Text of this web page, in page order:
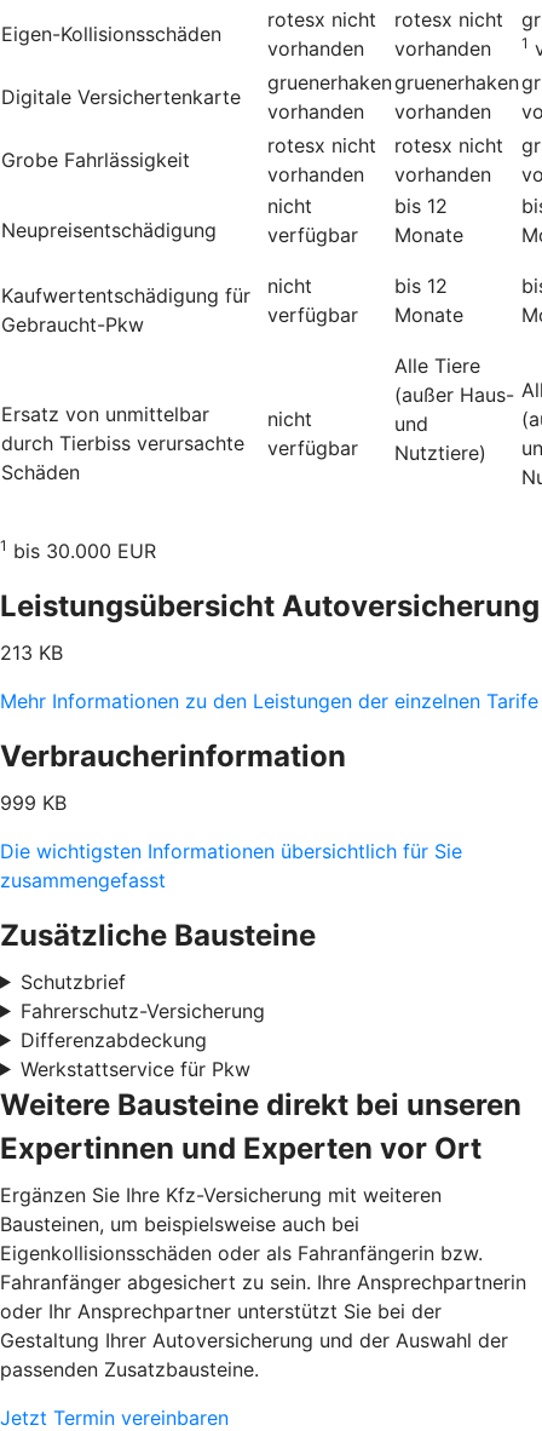
Eigen-Kollisionsschäden
rotesx nicht
vorhanden
rotesx nicht
vorhanden
1
Digitale Versichertenkarte
gruenerhaken
vorhanden
gruenerhaken
vorhanden
Grobe Fahrlässigkeit
rotesx nicht
vorhanden
rotesx nicht
vorhanden
Neupreisentschädigung
nicht
verfügbar
bis 12
Monate
Kauf­wert­entschädi­gung für
Gebraucht-Pkw
nicht
verfügbar
bis 12
Monate
Ersatz von unmittelbar
durch Tierbiss verur­sachte
Schäden
nicht
verfügbar
Alle Tiere
(außer Haus-
und
Nutztiere)
1 bis 30.000 EUR
Leistungsübersicht Autoversicherung
213 KB
Mehr Informationen zu den Leistungen der einzelnen Tarife
Verbraucherinformation
999 KB
Die wichtigsten Informationen übersichtlich für Sie
zusammengefasst
Zusätzliche Bausteine
Schutzbrief
Fahrerschutz-Versicherung
Differenzabdeckung
Werkstattservice für Pkw
Weitere Bausteine direkt bei unseren
Expertinnen und Experten vor Ort
Ergänzen Sie Ihre Kfz-Versicherung mit weiteren
Bausteinen, um beispielsweise auch bei
Eigenkollisionsschäden oder als Fahranfängerin bzw.
Fahranfänger abgesichert zu sein. Ihre Ansprechpartnerin
oder Ihr Ansprechpartner unterstützt Sie bei der
Gestaltung Ihrer Autoversicherung und der Auswahl der
passenden Zusatzbausteine.
Jetzt Termin vereinbaren